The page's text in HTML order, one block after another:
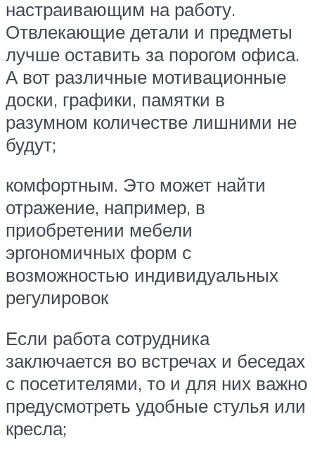
настраивающим на работу.
Отвлекающие детали и предметы
лучше оставить за порогом офиса.
А вот различные мотивационные
доски, графики, памятки в
разумном количестве лишними не
будут;
комфортным. Это может найти
отражение, например, в
приобретении мебели
эргономичных форм с
возможностью индивидуальных
регулировок
Если работа сотрудника
заключается во встречах и беседах
с посетителями, то и для них важно
предусмотреть удобные стулья или
кресла;